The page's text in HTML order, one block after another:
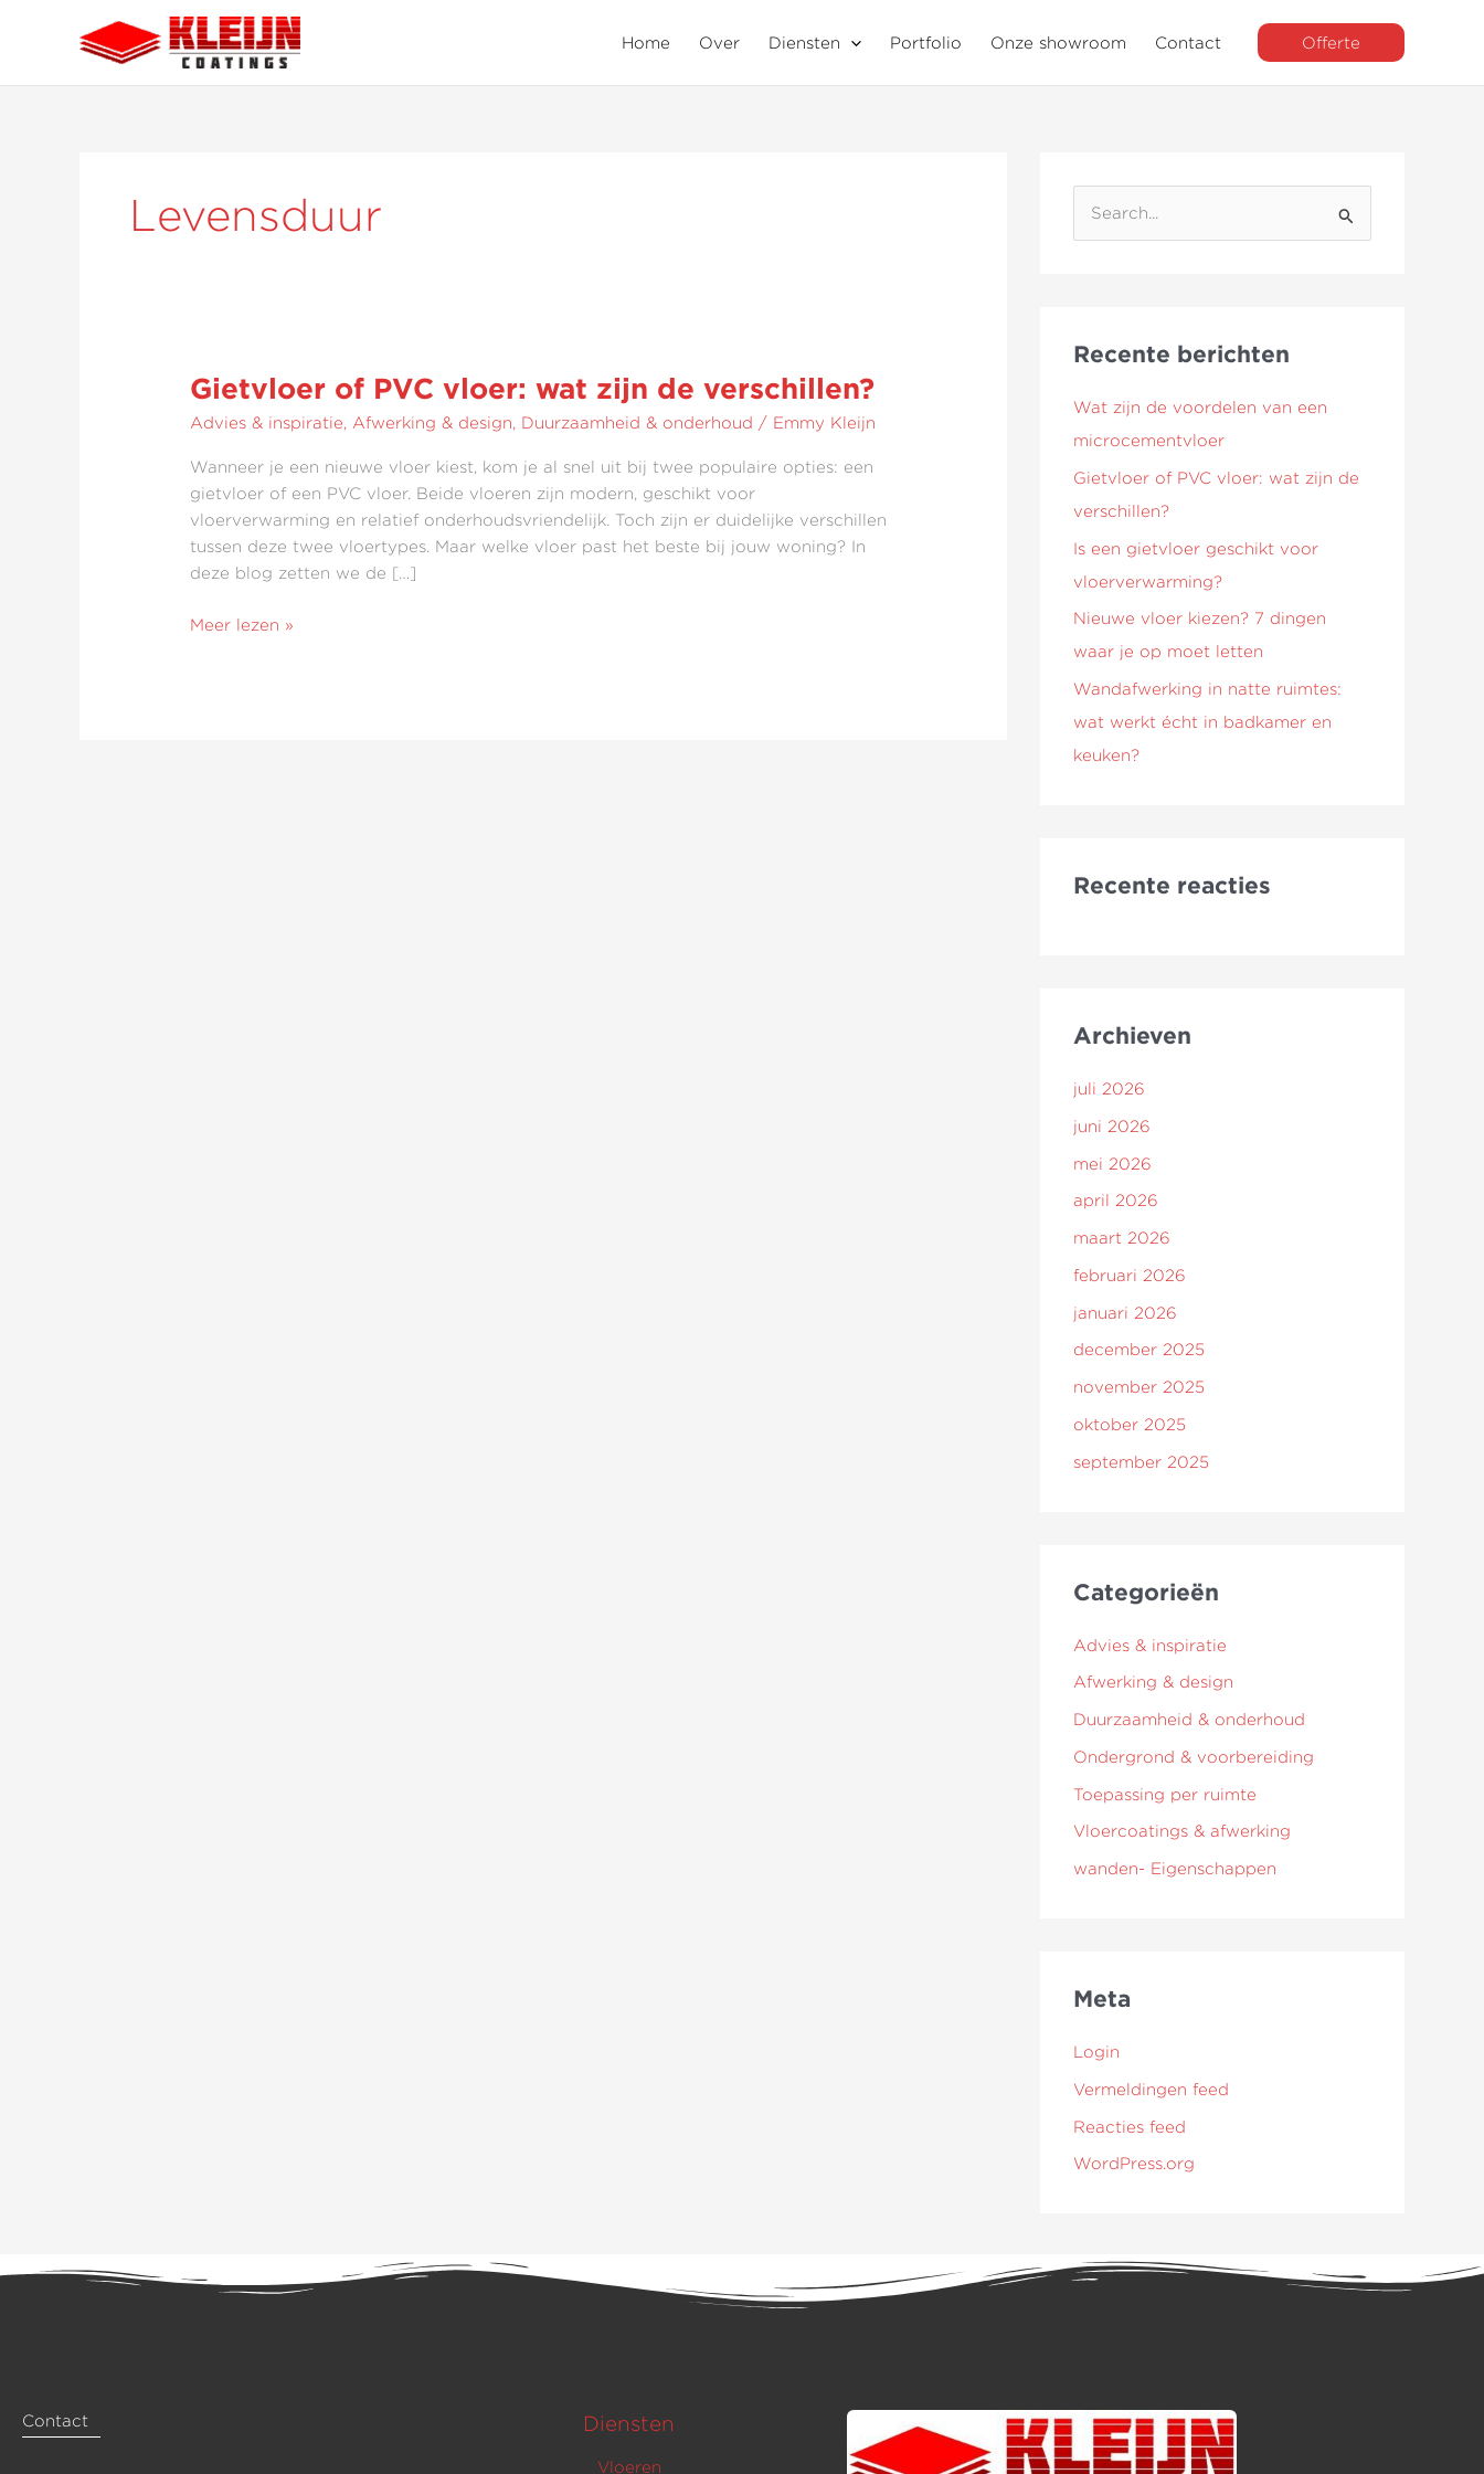
Home Over Diensten Portfolio Onze showroom Contact Offerte
Levensduur
Gietvloer of PVC vloer: wat zijn de verschillen?
Advies & inspiratie, Afwerking & design, Duurzaamheid & onderhoud / Emmy Kleijn
Wanneer je een nieuwe vloer kiest, kom je al snel uit bij twee populaire opties: een
gietvloer of een PVC vloer. Beide vloeren zijn modern, geschikt voor
vloerverwarming en relatief onderhoudsvriendelijk. Toch zijn er duidelijke verschillen
tussen deze twee vloertypes. Maar welke vloer past het beste bij jouw woning? In
deze blog zetten we de […]
Gietvloer
vloer:
wat
zijn
de
verschillen?
Meer lezen »
n
a
r
:
Recente berichten
Wat zijn de voordelen van een
microcementvloer
Gietvloer of PVC vloer: wat zijn de
verschillen?
Is een gietvloer geschikt voor
vloerverwarming?
Nieuwe vloer kiezen? 7 dingen
waar je op moet letten
Wandafwerking in natte ruimtes:
wat werkt écht in badkamer en
keuken?
Recente reacties
Archieven
juli 2026
juni 2026
mei 2026
april 2026
maart 2026
februari 2026
januari 2026
december 2025
november 2025
oktober 2025
september 2025
Categorieën
Advies & inspiratie
Afwerking & design
Duurzaamheid & onderhoud
Ondergrond & voorbereiding
Toepassing per ruimte
Vloercoatings & afwerking
wanden- Eigenschappen
Meta
Login
Vermeldingen feed
Reacties feed
WordPress.org
Contact Diensten
Vloeren